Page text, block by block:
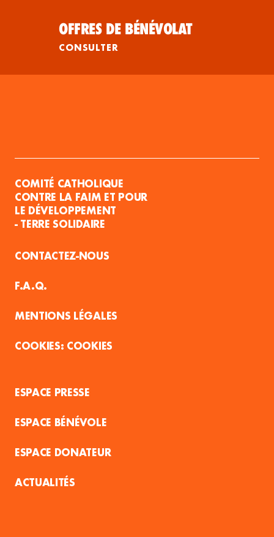
OFFRES DE BÉNÉVOLAT
CONSULTER
COMITÉ CATHOLIQUE
CONTRE LA FAIM ET POUR
LE DÉVELOPPEMENT
- TERRE SOLIDAIRE
CONTACTEZ-NOUS
F.A.Q.
MENTIONS LÉGALES
COOKIES
ESPACE PRESSE
ESPACE BÉNÉVOLE
ESPACE DONATEUR
ACTUALITÉS